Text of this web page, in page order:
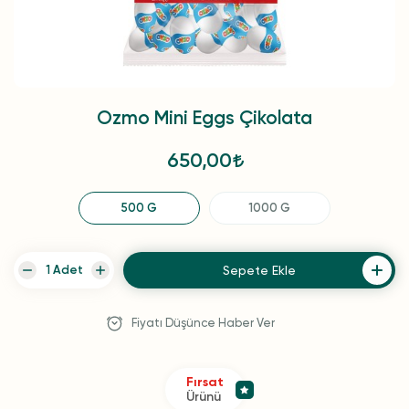
Ozmo Mini Eggs Çikolata
650,00
500 G 1000 G
Sepete Ekle
Fiyatı Düşünce Haber Ver
Fırsat
Ürünü